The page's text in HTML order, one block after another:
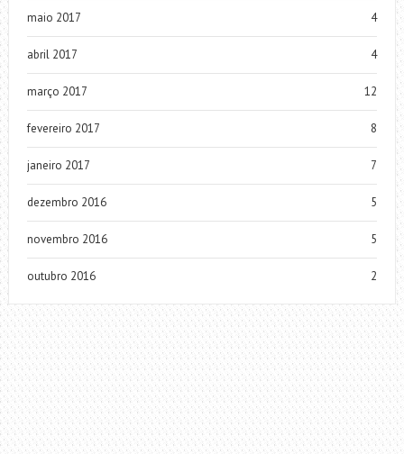
maio 2017 4
abril 2017 4
março 2017 12
fevereiro 2017 8
janeiro 2017 7
dezembro 2016 5
novembro 2016 5
outubro 2016 2